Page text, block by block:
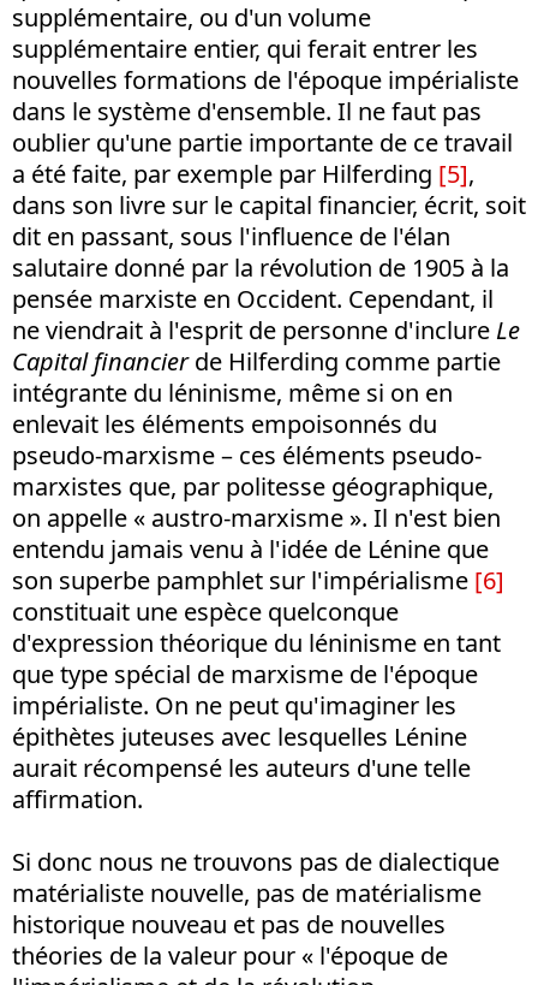
supplémentaire, ou d'un volume
supplémentaire entier, qui ferait entrer les
nouvelles formations de l'époque impérialiste
dans le système d'ensemble. Il ne faut pas
oublier qu'une partie importante de ce travail
a été faite, par exemple par Hilferding [5],
dans son livre sur le capital financier, écrit, soit
dit en passant, sous l'influence de l'élan
salutaire donné par la révolution de 1905 à la
pensée marxiste en Occident. Cependant, il
ne viendrait à l'esprit de personne d'inclure Le
Capital financierde Hilferding comme partie
intégrante du léninisme, même si on en
enlevait les éléments empoisonnés du
pseudo-marxisme – ces éléments pseudo-
marxistes que, par politesse géographique,
on appelle « austro-marxisme ». Il n'est bien
entendu jamais venu à l'idée de Lénine que
son superbe pamphlet sur l'impérialisme [6]
constituait une espèce quelconque
d'expression théorique du léninisme en tant
que type spécial de marxisme de l'époque
impérialiste. On ne peut qu'imaginer les
épithètes juteuses avec lesquelles Lénine
aurait récompensé les auteurs d'une telle
affirmation.
Si donc nous ne trouvons pas de dialectique
matérialiste nouvelle, pas de matérialisme
historique nouveau et pas de nouvelles
théories de la valeur pour « l'époque de